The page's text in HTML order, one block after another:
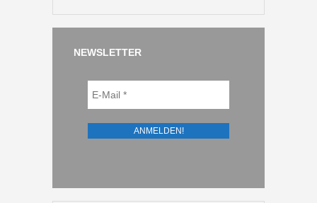
NEWSLETTER